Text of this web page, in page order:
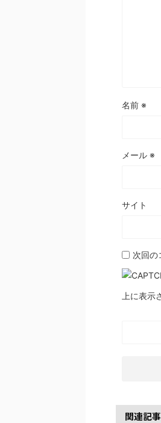
名前 ※
メール ※
サイト
次回の
上に表示
関連記事